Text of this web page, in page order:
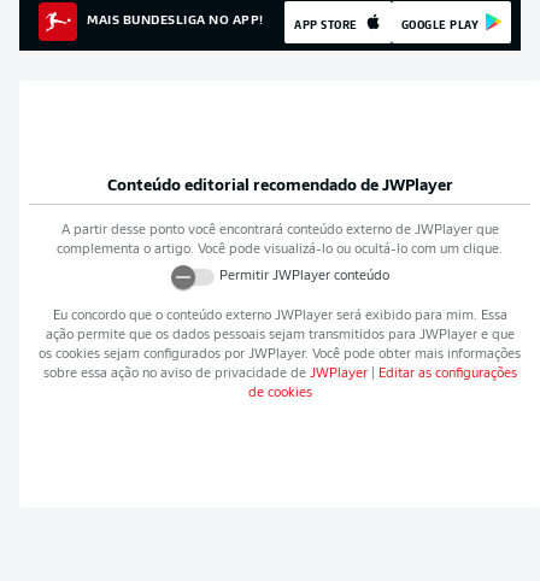
MAIS BUNDESLIGA NO APP! APP STORE GOOGLE PLAY
Conteúdo editorial recomendado de JWPlayer
A partir desse ponto você encontrará conteúdo externo de JWPlayerque
complementa o artigo. Você pode visualizá-lo ou ocultá-lo com um clique.
Permitir JWPlayerconteúdo
Eu concordo que o conteúdo externo JWPlayerserá exibido para mim. Essa
ação permite que os dados pessoais sejam transmitidos para JWPlayere que
os cookies sejam configurados por JWPlayer. Você pode obter mais informações
sobre essa ação no aviso de privacidade de JWPlayer
Editar as configurações
de cookies